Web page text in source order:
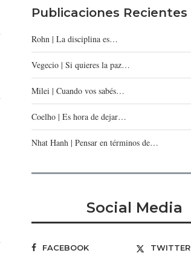
Publicaciones Recientes
Rohn | La disciplina es…
Vegecio | Si quieres la paz…
Milei | Cuando vos sabés…
Coelho | Es hora de dejar…
Nhat Hanh | Pensar en términos de…
Social Media
FACEBOOK
TWITTER